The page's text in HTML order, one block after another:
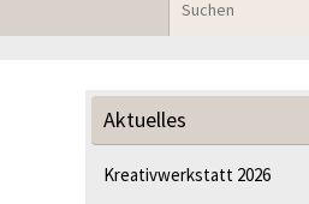
Aktuelles
Kreativwerkstatt 2026